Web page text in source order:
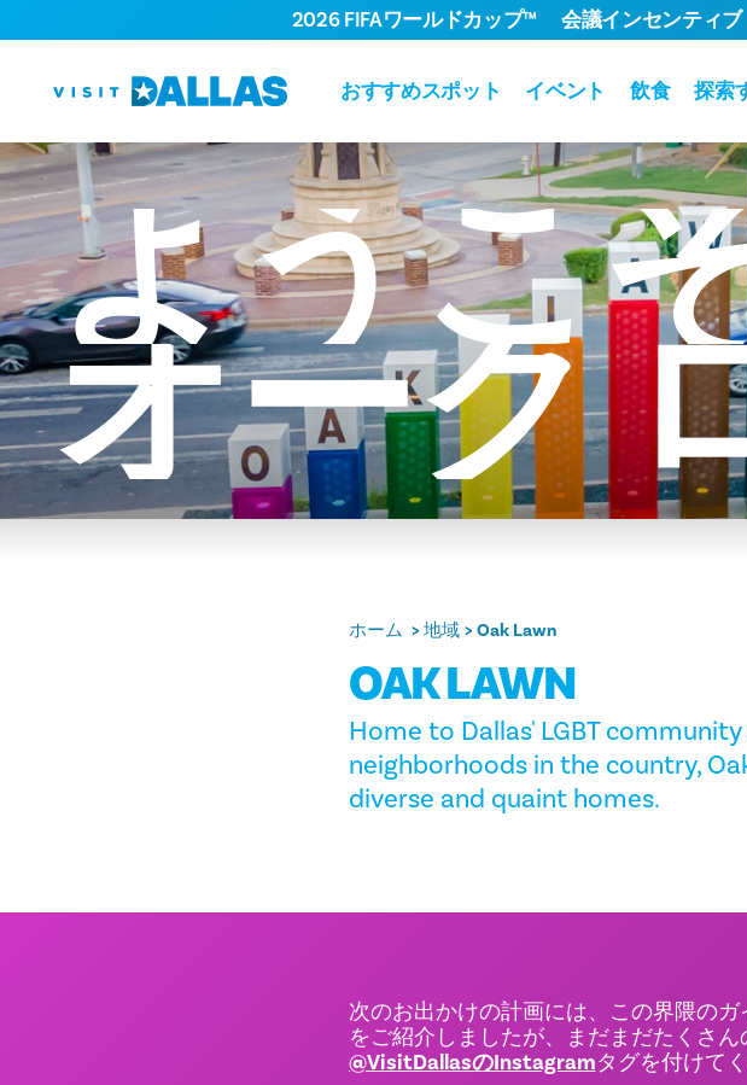
コンテンツへスキップ
おすすめスポット イベント 飲食 探索
2026 FIFAワールドカップ™ 会議インセンティブ
ようこ
オーク
ホーム 地域 Oak Lawn
OAK LAWN
Home to Dallas' LGBT
neighborhoods in the country,
diverse and quaint homes.
次のお出かけの計画には、この界隈の
をご紹介しましたが、まだまだたくさ
@VisitDallasのInstagramタグを付けてく